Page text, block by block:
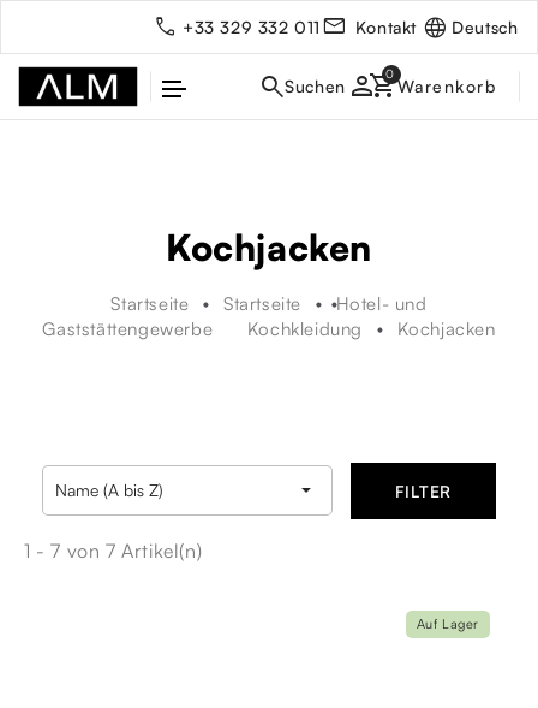
+33 329 332 011 Kontakt Deutsch
person
Kochjacken
Startseite Startseite
Hotel- und
Gaststättengewerbe
Kochkleidung Kochjacken
Name (A bis Z)  FILTER
1 - 7 von 7 Artikel(n)
Auf Lager